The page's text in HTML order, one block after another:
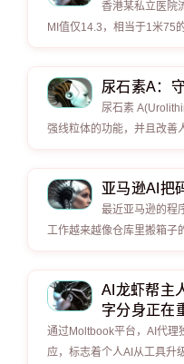
香港某私立医院
MI值仅14.3，相当于1米75
尿石素A：
尿石素
强线粒体的功能，并且改善
亚马逊AI把
最近亚马逊的程
工作越来越像仓库里搬箱
AI龙虾帮主
字分身正在
通过Moltbook平台，AI代理
应，标志着个人AI从工具升